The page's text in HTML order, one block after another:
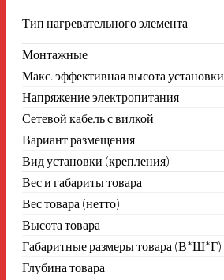
Тип нагревательного элемента
Монтажные
Макс. эффективная высота установки
Напряжение электропитания
Сетевой кабель с вилкой
Вариант размещения
Вид установки (крепления)
Вес и габариты товара
Вес товара (нетто)
Высота товара
Габаритные размеры товара (В*Ш*Г)
Глубина товара